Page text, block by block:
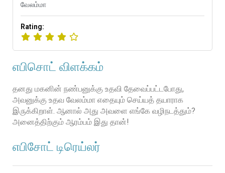
வேலம்மா
Rating:
எபிசொட் விளக்கம்
தனது மகனின் நண்பனுக்கு உதவி தேவைப்பட்டபோது, ​​
அவனுக்கு உதவ வேலம்மா எதையும் செய்யத் தயாராக
இருக்கிறாள். ஆனால் அது அவளை எங்கே வழிநடத்தும்?
அனைத்திற்கும் ஆரம்பம் இது தான்!
எபிசோட் டிரெய்லர்